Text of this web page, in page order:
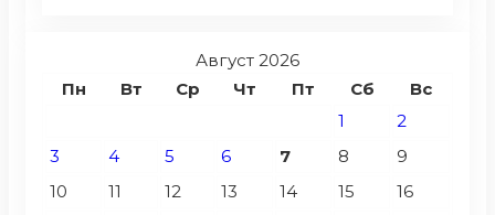
Август 2026
Пн
Вт Ср Чт Пт Сб Вс
1
2
3
4 5 6 7 8
9
10
11 12 13 14 15
16